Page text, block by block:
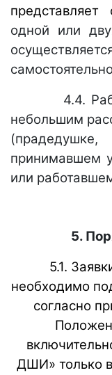
одной или
4.4. Работа
небольшим
принимавшем
или
5.
5.1.
необходимо
согласно
ДШИ» только